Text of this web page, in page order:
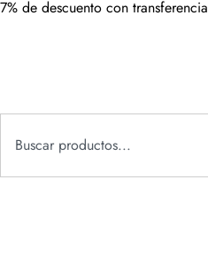
7% de descuento con transferencia